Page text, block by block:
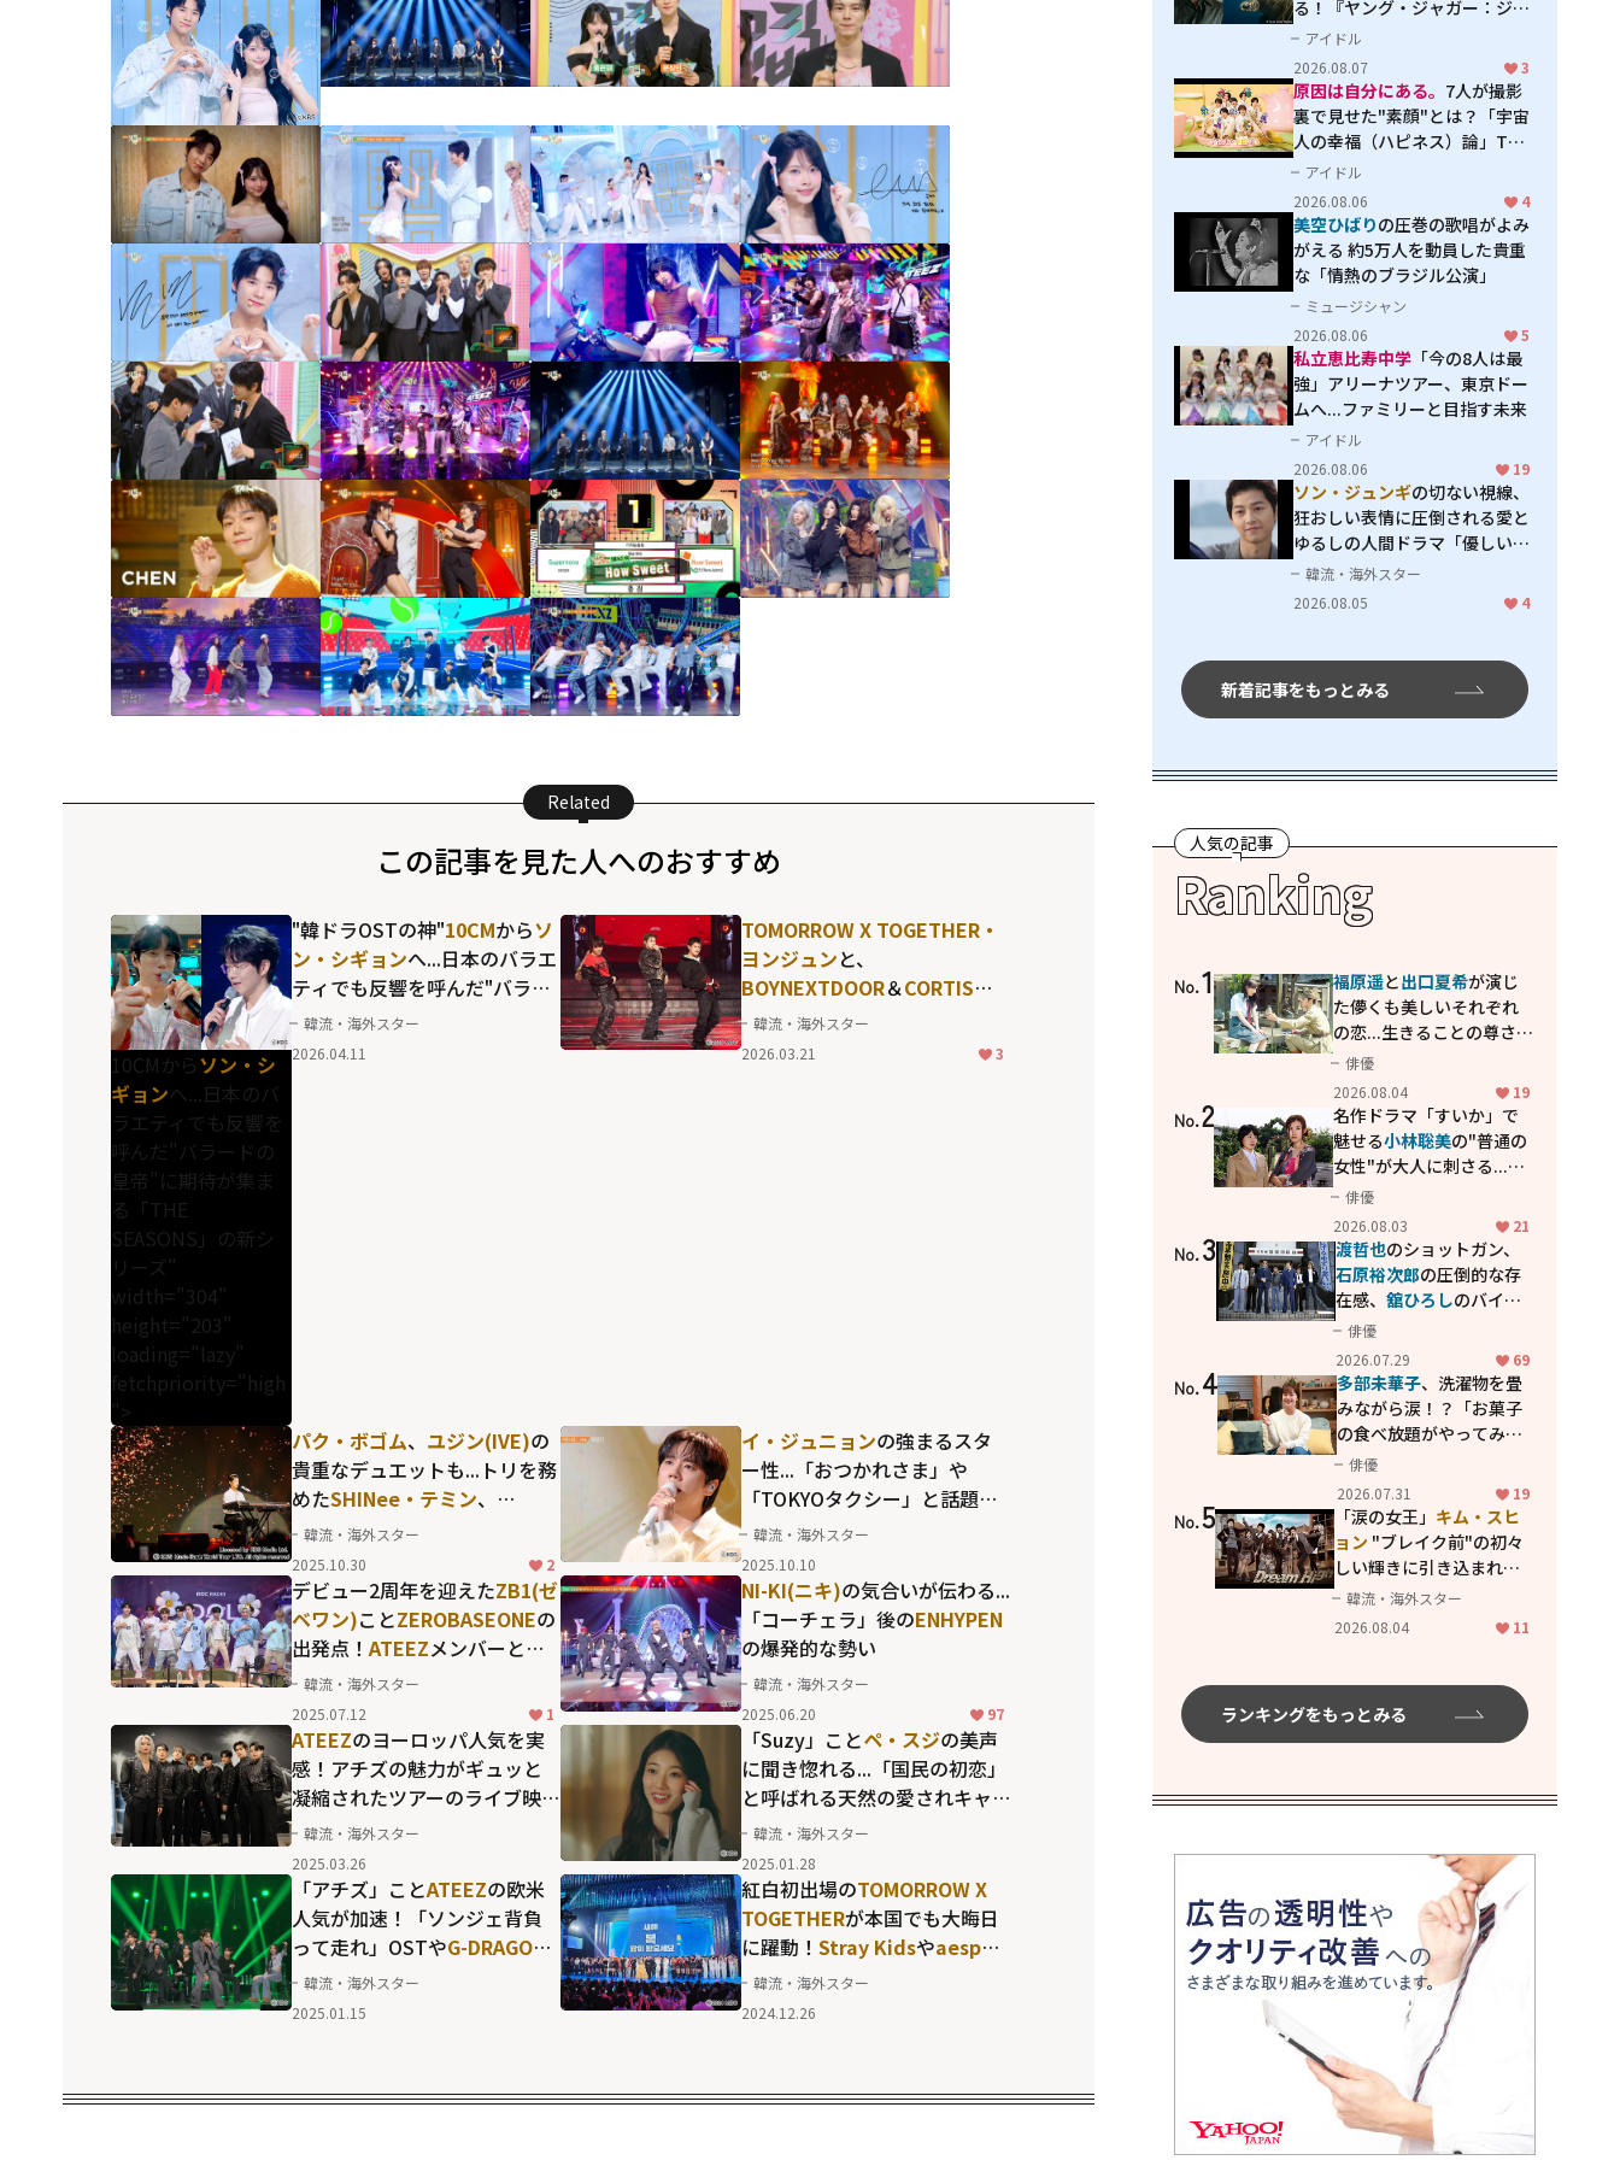
Related
この記事を見た人へのおすすめ
10CMからソン・シ
ギョンへ...日本のバ
ラエティでも反響を
呼んだ"バラードの
皇帝"に期待が集ま
る「THE
SEASONS」の新シ
リーズ"
width="304"
height="203"
loading="lazy"
fetchpriority="high
">
"韓ドラOSTの神"10CMからソ
ン・シギョンへ...日本のバラエ
ティでも反響を呼んだ"バラー
ドの皇帝"に期待が集まる
「THE SEASONS」の新シリー
韓流・海外スター
2026.04.11
TOMORROW X TOGETHER・
ヨンジュンと、
BOYNEXTDOOR＆CORTISメ
ンバーとのハイレベルなダン
スコラボも...一晩限りの"レア
韓流・海外スター
2026.03.21
3
パク・ボゴム、 ユジン(IVE)の
貴重なデュエットも...トリを務
めたSHINee・テミン、
ATEEZ、RIIZE
の観衆を熱狂させた「ミュー
ジックバンク」のリスボン公
演
韓流・海外スター
2025.10.30
2
イ・ジュニョンの強まるスタ
ー性...「おつかれさま」や
「TOKYOタクシー」と話題作
が相次ぐ、"アイドル出身俳
優"という枠を超えた躍進ぶり
韓流・海外スター
2025.10.10
デビュー2周年を迎えたZB1(ゼ
ベワン)ことZEROBASEONEの
出発点！ATEEZメンバーとの
コラボも興味深い、「IDOL
RADIO」だけの名場面
韓流・海外スター
2025.07.12
1
NI-KI(ニキ)の気合いが伝わる...
「コーチェラ」後のENHYPEN
の爆発的な勢い
韓流・海外スター
2025.06.20
97
ATEEZのヨーロッパ人気を実
感！アチズの魅力がギュッと
凝縮されたツアーのライブ映
像＆オフショット
韓流・海外スター
2025.03.26
「Suzy」ことペ・スジの美声
に聞き惚れる...「国民の初恋」
と呼ばれる天然の愛されキャ
ラが滲む異色のリアリティ番
組
韓流・海外スター
2025.01.28
「アチズ」ことATEEZの欧米
人気が加速！「ソンジェ背負
って走れ」OSTやG-DRAGON
の「POWER」など、ハイレベ
ルなスキルを証明したパフォ
韓流・海外スター
2025.01.15
紅白初出場のTOMORROW X
TOGETHERが本国でも大晦日
に躍動！ Stray Kidsやaespa
ら「2024年の顔」ともいうべ
き第4＆5世代のK-POPグルー
韓流・海外スター
2024.12.26
る！『ヤング・ジャガー：ジャ
ングル王への道』『ジャガーと
ウミガメの物語：熱帯林の守護
神』で見せるナレーションの妙
アイドル
2026.08.07
3
原因は自分にある。 7人が撮影
裏で見せた"素顔"とは？「宇宙
人の幸福（ハピネス）論」THE
MAKING
アイドル
2026.08.06
4
美空ひばりの圧巻の歌唱がよみ
がえる 約5万人を動員した貴重
な「情熱のブラジル公演」
ミュージシャン
2026.08.06
5
私立恵比寿中学 「今の8人は最
強」アリーナツアー、東京ドー
ムへ...ファミリーと目指す未来
アイドル
2026.08.06
19
ソン・ジュンギの切ない視線、
狂おしい表情に圧倒される――愛と
ゆるしの人間ドラマ「優しい
男」
韓流・海外スター
2026.08.05
4
新着記事をもっとみる
人気の記事
Ranking
No.1 福原遥と出口夏希が演じ
た儚くも美しいそれぞれ
の恋...生きることの尊さを
教えてくれた映画「あの
花が咲く丘で、君とまた出
会えたら。」
俳優
2026.08.04
19
No.2
名作ドラマ「すいか」で
魅せる小林聡美の"普通の
女性"が大人に刺さる...映
画「かもめ食堂」にも通
じる静かな芝居
俳優
2026.08.03
21
No.3 渡哲也のショットガン、
石原裕次郎の圧倒的な存
在感、舘ひろしのバイク
アクション！"大門軍
団"のカッコよさが詰まっ
た「西部警察 PART-II」
俳優
2026.07.29
69
No.4 多部未華子、洗濯物を畳
みながら涙！？「お菓子
の食べ放題がやってみた
い」ハンディファン4台の
暑さ対策も明かす
俳優
2026.07.31
19
No.5 「涙の女王」 キム・スヒ
ョン "ブレイク前"の初々
しい輝きに引き込まれ
る...2PM テギョン
共演の青春名作「ドリー
韓流・海外スター
2026.08.04
11
ランキングをもっとみる